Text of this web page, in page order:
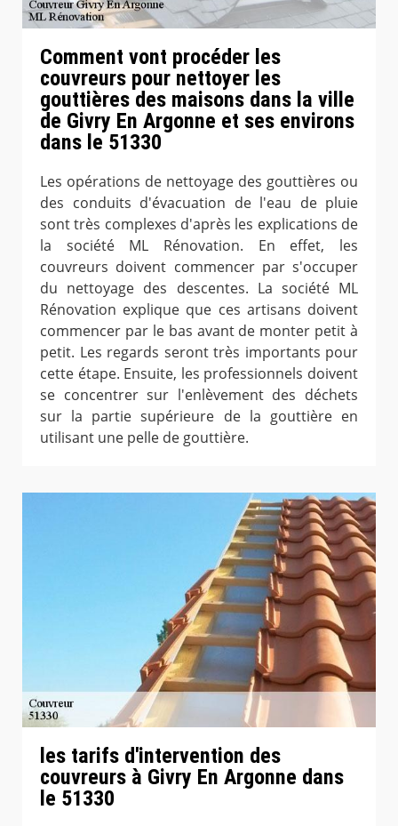
Comment vont procéder les
couvreurs pour nettoyer les
gouttières des maisons dans la ville
de Givry En Argonne et ses environs
dans le 51330
Les opérations de nettoyage des gouttières ou
des conduits d'évacuation de l'eau de pluie
sont très complexes d'après les explications de
la société ML Rénovation. En effet, les
couvreurs doivent commencer par s'occuper
du nettoyage des descentes. La société ML
Rénovation explique que ces artisans doivent
commencer par le bas avant de monter petit à
petit. Les regards seront très importants pour
cette étape. Ensuite, les professionnels doivent
se concentrer sur l'enlèvement des déchets
sur la partie supérieure de la gouttière en
utilisant une pelle de gouttière.
les tarifs d'intervention des
couvreurs à Givry En Argonne dans
le 51330